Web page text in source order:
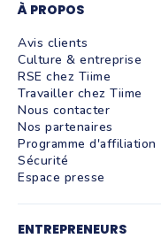
À PROPOS
Avis clients
Culture & entreprise
RSE chez Tiime
Travailler chez Tiime
Nous contacter
Nos partenaires
Programme d'affiliation
Sécurité
Espace presse
ENTREPRENEURS